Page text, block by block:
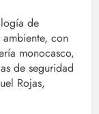
de
con
monocasco,
de seguridad
Rojas,